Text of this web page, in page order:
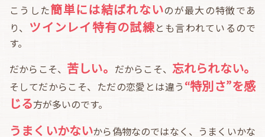
こうした簡単には結ばれないのが最大の特徴であ
り、 ツインレイ特有の試練とも言われているので
す。
だからこそ、 苦しい。 だからこそ、 忘れられない。
そしてだからこそ、ただの恋愛とは違う “特別さ”を感
じる方が多いのです。
うまくいかないから偽物なのではなく、うまくいかな